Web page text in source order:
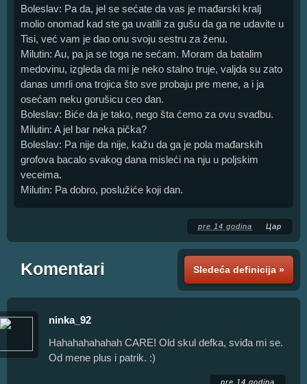
Boleslav: Pa da, jel se sećate da vas je mađarski kralj
molio onomad kad ste ga uvatili za gušu da ga ne udavite u
Tisi, već vam je dao onu svoju sestru za ženu.
Milutin: Au, pa ja se toga ne sećam. Moram da batalim
medovinu, izgleda da mi je neko stalno truje, valjda su zato
danas umrli ona trojica što sve probaju pre mene, a i ja
osećam neku gorušicu ceo dan.
Boleslav: Biće da je tako, nego šta ćemo za ovu svadbu.
Milutin: A jel bar neka pička?
Boleslav: Pa nije da nije, kažu da ga je pola mađarskih
grofova bacalo svakog dana misleći na nju u poljskim
veceima.
Milutin: Pa dobro, poslužiće koji dan.
pre 14 godina Цар
Sledeća definicija »
Komentari
ninka_92
Hahahahahahah CARE! Old skul defka, sviđa mi se.
Od mene plus i patrik. :)
pre 14 godina